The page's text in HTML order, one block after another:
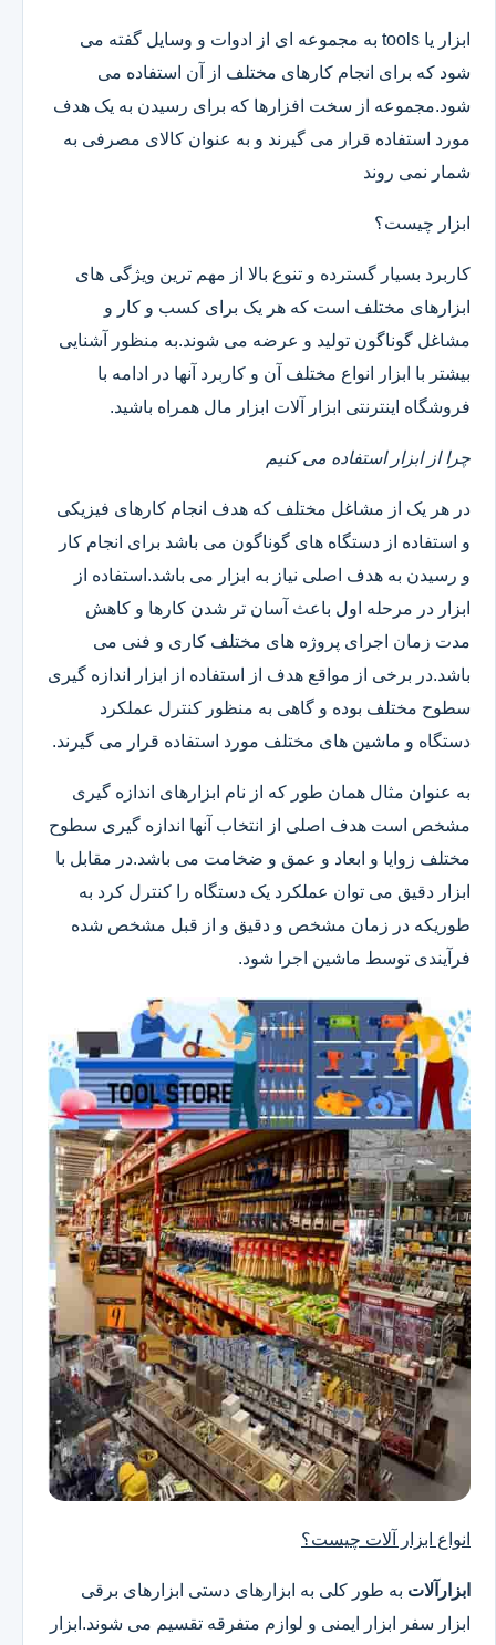
ابزار یا tools به مجموعه ای از ادوات و وسایل گفته می
شود که برای انجام کارهای مختلف از آن استفاده می
شود.مجموعه از سخت افزارها که برای رسیدن به یک هدف
مورد استفاده قرار می گیرند و به عنوان کالای مصرفی به
شمار نمی روند
ابزار چیست؟
کاربرد بسیار گسترده و تنوع بالا از مهم ترین ویژگی های
ابزارهای مختلف است که هر یک برای کسب و کار و
مشاغل گوناگون تولید و عرضه می شوند.به منظور آشنایی
بیشتر با ابزار انواع مختلف آن و کاربرد آنها در ادامه با
فروشگاه اینترنتی ابزار آلات ابزار مال همراه باشید.
چرا از ابزار استفاده می کنیم
در هر یک از مشاغل مختلف که هدف انجام کارهای فیزیکی
و استفاده از دستگاه های گوناگون می باشد برای انجام کار
و رسیدن به هدف اصلی نیاز به ابزار می باشد.استفاده از
ابزار در مرحله اول باعث آسان تر شدن کارها و کاهش
مدت زمان اجرای پروژه های مختلف کاری و فنی می
باشد.در برخی از مواقع هدف از استفاده از ابزار اندازه گیری
سطوح مختلف بوده و گاهی به منظور کنترل عملکرد
دستگاه و ماشین های مختلف مورد استفاده قرار می گیرند.
به عنوان مثال همان طور که از نام ابزارهای اندازه گیری
مشخص است هدف اصلی از انتخاب آنها اندازه گیری سطوح
مختلف زوایا و ابعاد و عمق و ضخامت می باشد.در مقابل با
ابزار دقیق می توان عملکرد یک دستگاه را کنترل کرد به
طوریکه در زمان مشخص و دقیق و از قبل مشخص شده
فرآیندی توسط ماشین اجرا شود.
انواع ابزار آلات چیست؟
ابزارآلات به طور کلی به ابزارهای دستی ابزارهای برقی
ابزار سفر ابزار ایمنی و لوازم متفرقه تقسیم می شوند.ابزار